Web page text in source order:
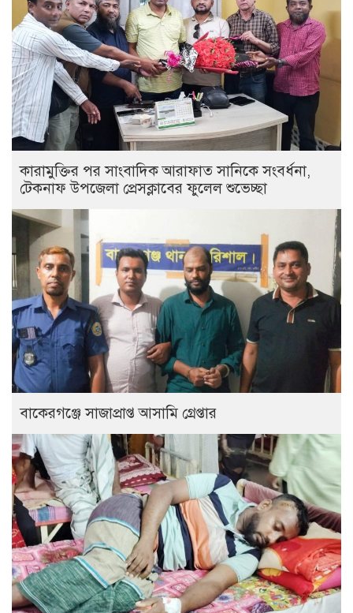
কারামুক্তির পর সাংবাদিক আরাফাত সানিকে সংবর্ধনা,
টেকনাফ উপজেলা প্রেসক্লাবের ফুলেল শুভেচ্ছা
বাকেরগঞ্জে সাজাপ্রাপ্ত আসামি গ্রেপ্তার